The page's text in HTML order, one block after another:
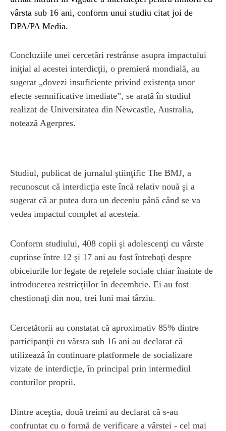
vârsta sub 16 ani, conform unui studiu citat joi de
DPA/PA Media.
Concluziile unei cercetări restrânse asupra impactului
iniţial al acestei interdicţii, o premieră mondială, au
sugerat „dovezi insuficiente privind existenţa unor
efecte semnificative imediate”, se arată în studiul
realizat de Universitatea din Newcastle, Australia,
notează Agerpres.
Studiul, publicat de jurnalul ştiinţific The BMJ, a
recunoscut că interdicţia este încă relativ nouă şi a
sugerat că ar putea dura un deceniu până când se va
vedea impactul complet al acesteia.
Conform studiului, 408 copii şi adolescenţi cu vârste
cuprinse între 12 şi 17 ani au fost întrebaţi despre
obiceiurile lor legate de reţelele sociale chiar înainte de
introducerea restricţiilor în decembrie. Ei au fost
chestionaţi din nou, trei luni mai târziu.
Cercetătorii au constatat că aproximativ 85% dintre
participanţii cu vârsta sub 16 ani au declarat că
utilizează în continuare platformele de socializare
vizate de interdicţie, în principal prin intermediul
conturilor proprii.
Dintre aceştia, două treimi au declarat că s-au
confruntat cu o formă de verificare a vârstei - cel mai